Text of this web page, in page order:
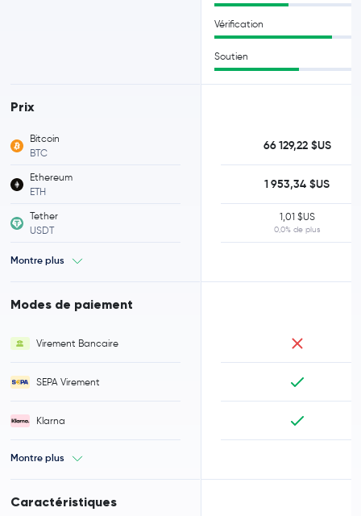
Prix
Bitcoin
BTC
Ethereum
ETH
Tether
USDT
Montre plus
Modes de paiement
Virement Bancaire
SEPA Virement
Klarna
Montre plus
Caractéristiques
Vérification
Soutien
66 129,22 $US
1 953,34 $US
1,01 $US
0,0% de plus